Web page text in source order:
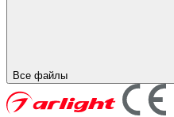
Все файлы